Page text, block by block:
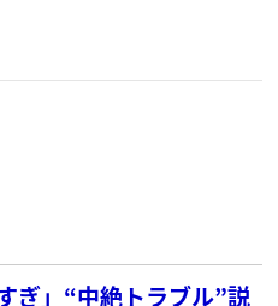
ぎ」“中絶トラブル”説